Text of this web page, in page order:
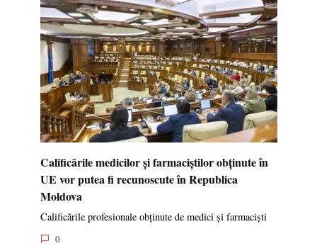
Calificările medicilor și farmaciștilor obținute în
UE vor putea fi recunoscute în Republica
Moldova
Calificările profesionale obținute de medici și farmaciști
0